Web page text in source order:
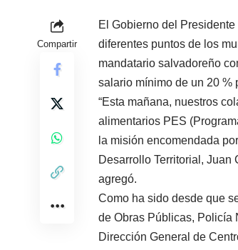
Compartir
El Gobierno del
diferentes puntos de los
mandatario salvadoreño
salario mínimo de un 20 %
“Esta mañana, nuestros
alimentarios PES
la misión encomendada
Desarrollo Territorial, Juan
agregó.
Como ha sido desde que
de Obras Públicas, Policía
Dirección General de